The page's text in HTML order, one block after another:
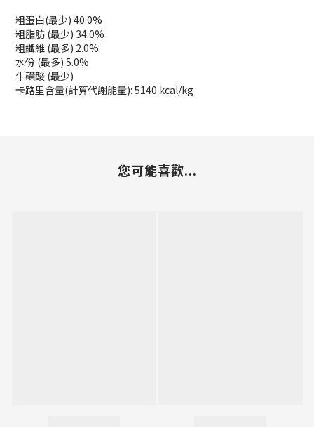
粗蛋白(最少) 40.0%
粗脂肪 (最少) 34.0%
粗纖維 (最多) 2.0%
水份 (最多) 5.0%
牛磺酸 (最少)
卡路里含量(計算代謝能量): 5140 kcal/kg
您可能喜歡...